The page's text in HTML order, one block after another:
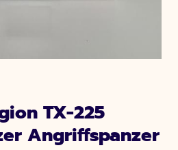
TX-225
Angriffspanzer